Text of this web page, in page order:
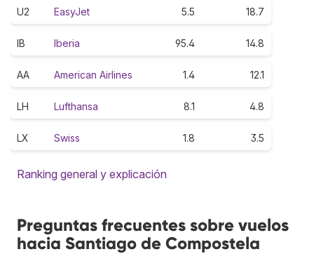
U2 EasyJet 5.5 18.7
IB Iberia 95.4 14.8
AA American Airlines 1.4 12.1
LH Lufthansa 8.1 4.8
LX Swiss 1.8 3.5
Ranking general y explicación
Preguntas frecuentes sobre vuelos
hacia Santiago de Compostela